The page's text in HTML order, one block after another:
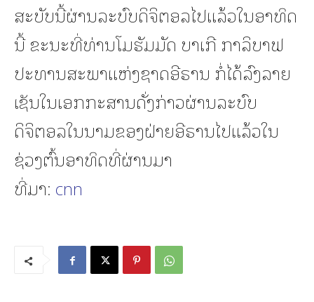
ສະບັບນີ້ຜ່ານລະບົບດິຈິຕອລໄປແລ້ວໃນອາທິດ
ນີ້ ຂະນະທີ່ທ່ານໂມຮັມມັດ ບາເກີ ກາລິບາຟ
ປະທານສະພາແຫ່ງຊາດອີຣານ ກໍ່ໄດ້ລົງລາຍ
ເຊັນໃນເອກກະສານດັ່ງກ່າວຜ່ານລະບົບ
ດິຈິຕອລໃນນາມຂອງຝ່າຍອີຣານໄປແລ້ວໃນ
ຊ່ວງຕົ້ນອາທິດທີ່ຜ່ານມາ
ທີ່ມາ: cnn